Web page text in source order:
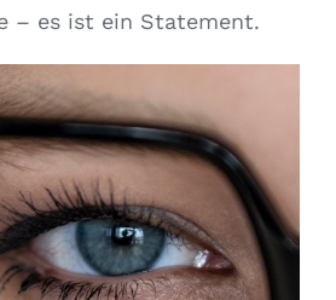
– es ist ein Statement.